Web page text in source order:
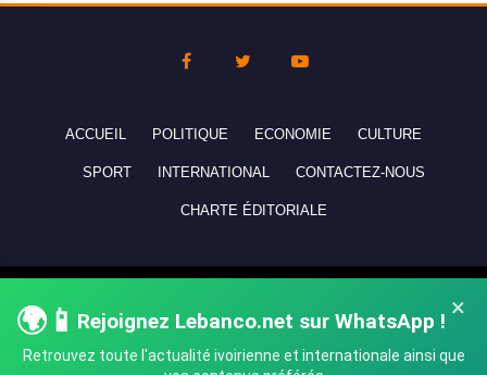
×
🌍📱 Rejoignez Lebanco.net sur WhatsApp !
Retrouvez toute l'actualité ivoirienne et internationale ainsi que
ACCUEIL POLITIQUE ECONOMIE CULTURE
SPORT INTERNATIONAL CONTACTEZ-NOUS
CHARTE ÉDITORIALE
réservés - All rights reserved.